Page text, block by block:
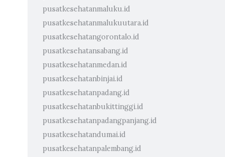
pusatkesehatanmaluku.id
pusatkesehatanmalukuutara.id
pusatkesehatangorontalo.id
pusatkesehatansabang.id
pusatkesehatanmedan.id
pusatkesehatanbinjai.id
pusatkesehatanpadang.id
pusatkesehatanbukittinggi.id
pusatkesehatanpadangpanjang.id
pusatkesehatandumai.id
pusatkesehatanpalembang.id